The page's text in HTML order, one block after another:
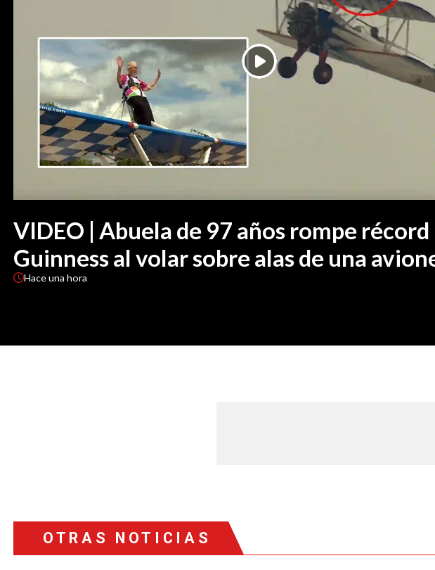
VIDEO | Abuela de 97 años rompe récord
Guinness al volar sobre alas de una
Haceuna hora
OTRAS NOTICIAS